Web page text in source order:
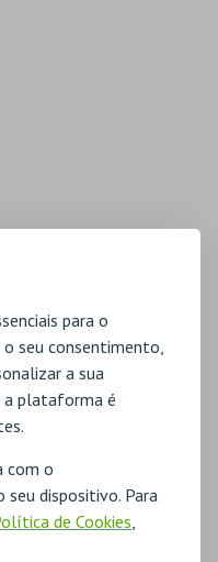
para o
seu consentimento,
a sua
a plataforma é
com o
seu dispositivo. Para
de Cookies,